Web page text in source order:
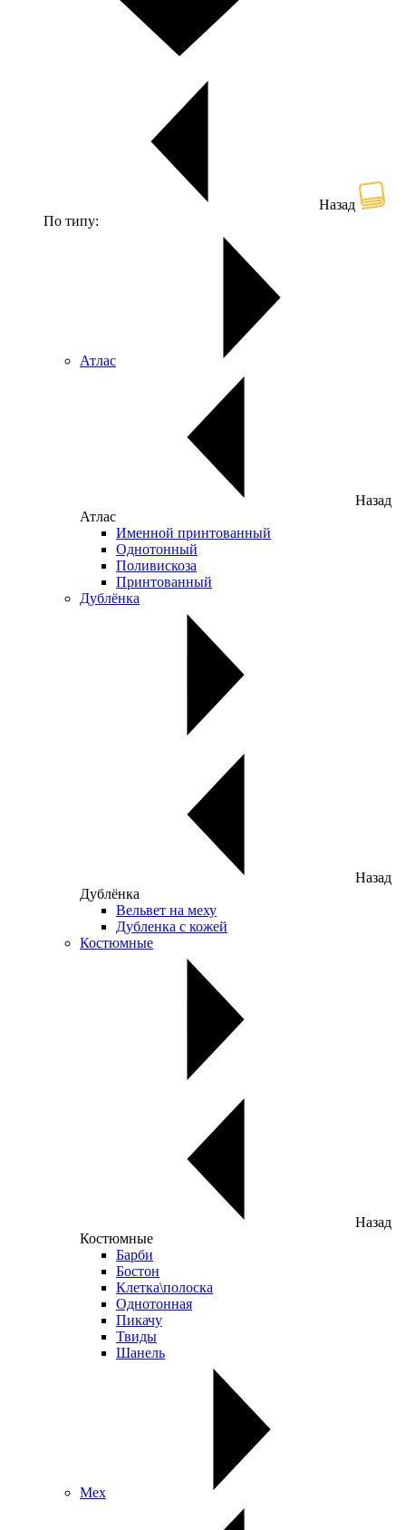
Назад
По типу:
Атлас
Назад
Атлас
Именной принтованный
Однотонный
Поливискоза
Принтованный
Дублёнка
Назад
Дублёнка
Вельвет на меху
Дубленка с кожей
Костюмные
Назад
Костюмные
Барби
Бостон
Клетка\полоска
Однотонная
Пикачу
Твиды
Шанель
Мех